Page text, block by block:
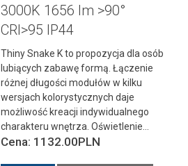
3000K 1656 lm >90°
CRI>95 IP44
Thiny Snake K to propozycja dla osób
lubiących zabawę formą. Łączenie
różnej długości modułów w kilku
wersjach kolorystycznych daje
możliwość kreacji indywidualnego
charakteru wnętrza. Oświetlenie...
Cena: 1132.00PLN